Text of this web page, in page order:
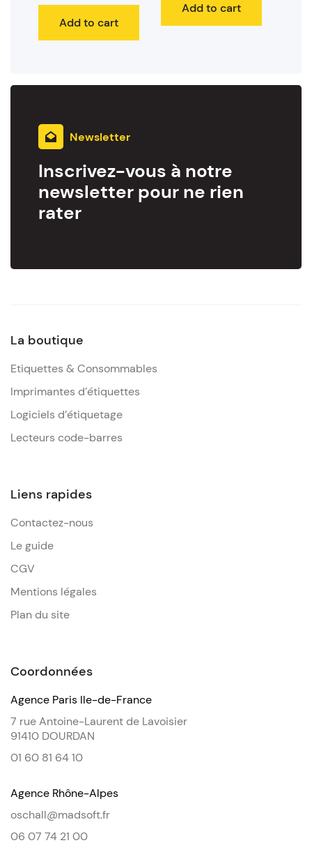
Add to cart
Add to cart
Newsletter
Inscrivez-vous à notre
newsletter pour ne rien
rater
La boutique
Etiquettes & Consommables
Imprimantes d’étiquettes
Logiciels d’étiquetage
Lecteurs code-barres
Liens rapides
Contactez-nous
Le guide
CGV
Mentions légales
Plan du site
Coordonnées
Agence Paris Ile-de-France
7 rue Antoine-Laurent de Lavoisier
91410 DOURDAN
01 60 81 64 10
Agence Rhône-Alpes
oschall@madsoft.fr
06 07 74 21 00